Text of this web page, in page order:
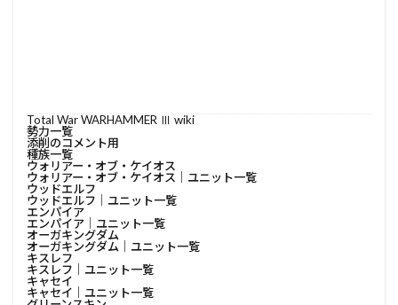
Total War WARHAMMER Ⅲ wiki
勢力一覧
添削のコメント用
種族一覧
ウォリアー・オブ・ケイオス
ウォリアー・オブ・ケイオス│ユニット一覧
ウッドエルフ
ウッドエルフ│ユニット一覧
エンパイア
エンパイア│ユニット一覧
オーガキングダム
オーガキングダム│ユニット一覧
キスレフ
キスレフ│ユニット一覧
キャセイ
キャセイ│ユニット一覧